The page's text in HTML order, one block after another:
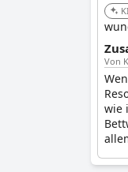
Von
wie